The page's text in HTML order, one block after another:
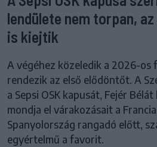
lendülete nem torpan,
is kiejtik
A végéhez közeledik a 2026-os
rendezik az első elődöntőt. A
a Sepsi OSK kapusát, Fejér
mondja el várakozásait a
Spanyolország rangadó előtt,
egyértelmű a favorit.